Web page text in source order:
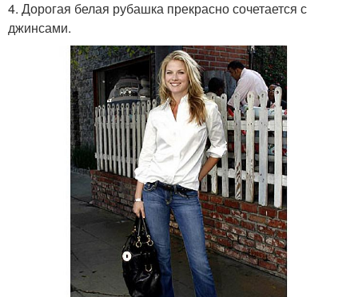
4. Дорогая белая рубашка прекрасно сочетается с
джинсами.